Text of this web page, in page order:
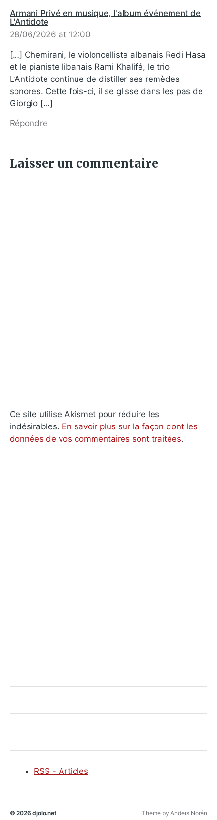
Armani Privé en musique, l'album événement de
L'Antidote
28/06/2026 at 12:00
[…] Chemirani, le violoncelliste albanais Redi Hasa
et le pianiste libanais Rami Khalifé, le trio
L’Antidote continue de distiller ses remèdes
sonores. Cette fois-ci, il se glisse dans les pas de
Giorgio […]
Répondre
Laisser un commentaire
Ce site utilise Akismet pour réduire les
indésirables. En savoir plus sur la façon dont les
données de vos commentaires sont traitées.
RSS - Articles
© 2026 djolo.net Theme by Anders Norén